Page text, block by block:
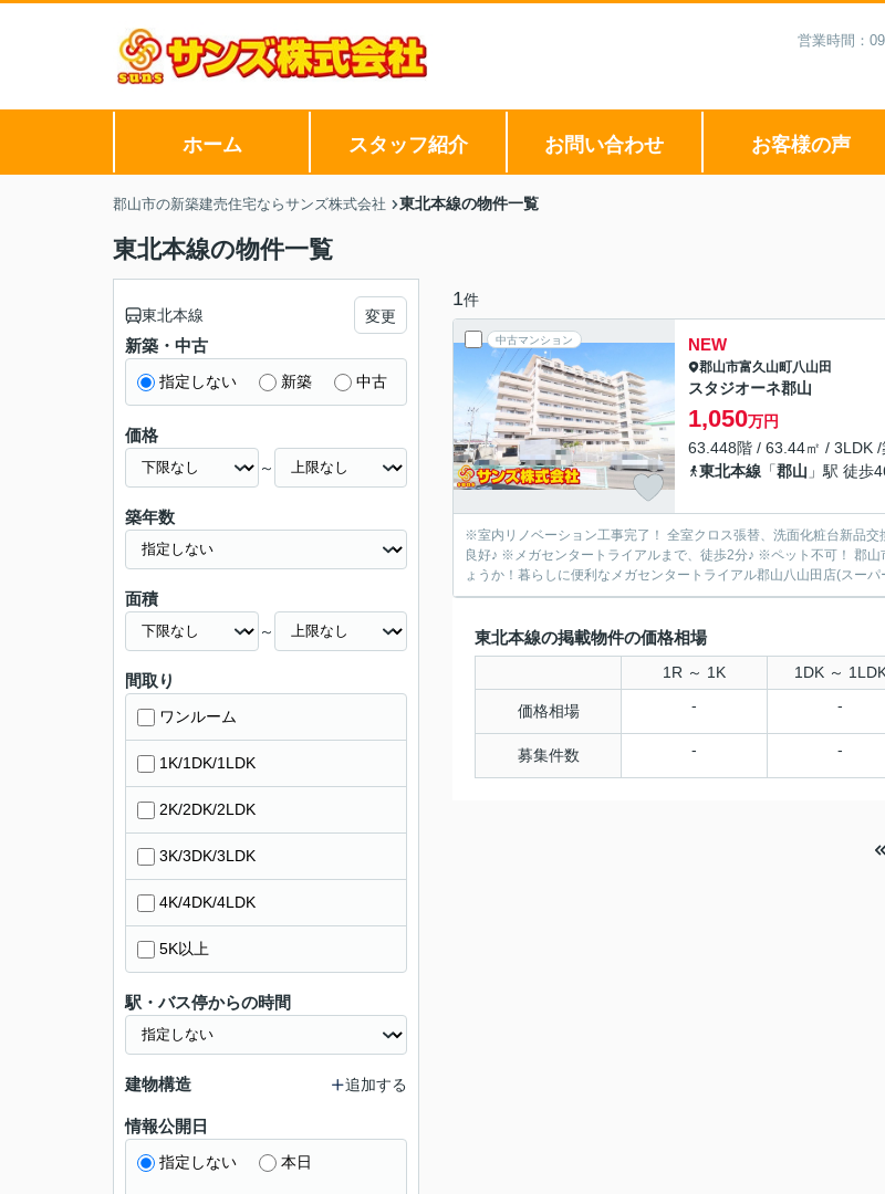
営業時間：
ホーム スタッフ紹介 お問い合わせ お客様の声
郡山市の新築建売住宅ならサンズ株式会社 東北本線の物件一覧
東北本線の物件一覧
1件
中古マンション NEW
郡山市富久山町八山田
スタジオーネ郡山
1,050万円
63.448階 / 63.44㎡ / 3LDK
東北本線 「郡山 」駅 徒歩
※室内リノベーション工事完了！ 全室クロス張替、洗面化粧台新品交換、コンロ交換、給湯器
良好♪ ※メガセンタートライアルまで、徒歩2分♪ ※ペット不可！ 郡山市エリアでの住まいなら、住み心地も快適な「スタジオーネ郡山」はいかがでし
ょうか！暮らしに便利なメガセンタートライアル郡山八山田店(スー
東北本線の掲載物件の価格相場
1R ～ 1K 1DK ～
価格相場 - -
募集件数 - -
東北本線 変更
新築・中古
指定しない 新築 中古
価格
～
築年数
面積
～
間取り
ワンルーム
1K/1DK/1LDK
2K/2DK/2LDK
3K/3DK/3LDK
4K/4DK/4LDK
5K以上
駅・バス停からの時間
建物構造 追加する
情報公開日
指定しない 本日